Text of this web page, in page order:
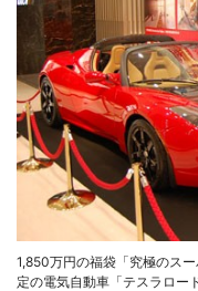
1,850万円の福袋「究極のス
定の電気自動車「テスラロー